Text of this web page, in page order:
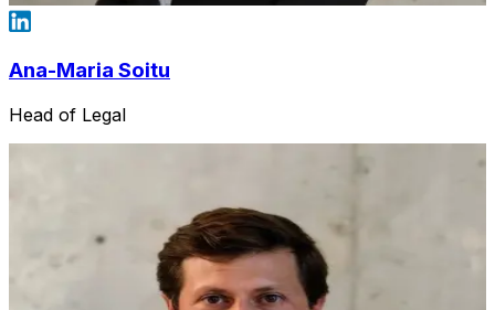
Ana-Maria Soitu
Head of Legal